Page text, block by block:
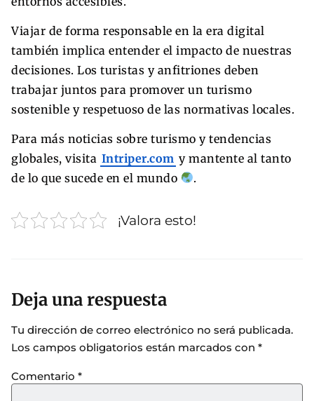
Viajar de forma responsable en la era digital
también implica entender el impacto de nuestras
decisiones. Los turistas y anfitriones deben
trabajar juntos para promover un turismo
sostenible y respetuoso de las normativas locales.
Para más noticias sobre turismo y tendencias
globales, visita Intriper.com y mantente al tanto
de lo que sucede en el mundo
.
¡Valora esto!
Deja una respuesta
Tu dirección de correo electrónico no será publicada.
Los campos obligatorios están marcados con *
Comentario *